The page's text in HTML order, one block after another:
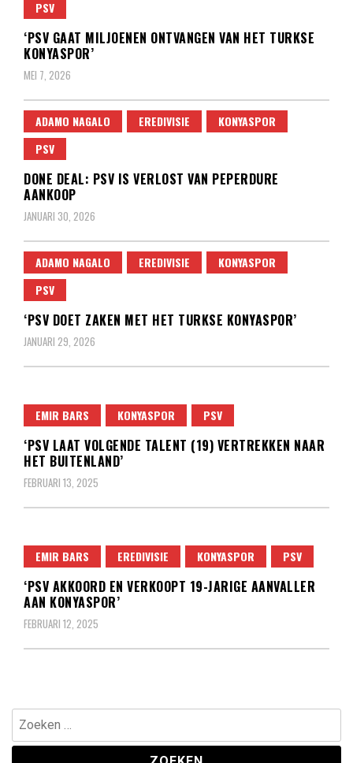
PSV
‘PSV GAAT MILJOENEN ONTVANGEN VAN HET TURKSE
KONYASPOR’
MEI 7, 2026
ADAMO NAGALO EREDIVISIE
KONYASPOR
PSV
DONE DEAL: PSV IS VERLOST VAN PEPERDURE
AANKOOP
JANUARI 30, 2026
ADAMO NAGALO EREDIVISIE
KONYASPOR
PSV
‘PSV DOET ZAKEN MET HET TURKSE KONYASPOR’
JANUARI 29, 2026
EMIR BARS KONYASPOR PSV
‘PSV LAAT VOLGENDE TALENT (19) VERTREKKEN NAAR
HET BUITENLAND’
FEBRUARI 13, 2025
EMIR BARS EREDIVISIE KONYASPOR PSV
‘PSV AKKOORD EN VERKOOPT 19-JARIGE AANVALLER
AAN KONYASPOR’
FEBRUARI 12, 2025
Zoeken
naar: